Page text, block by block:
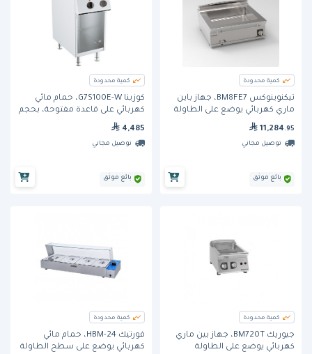
كمية محدودة
تيكنوينوكس BM8FE7، جهاز باين
ماري كهربائي يوضع على الطاولة
11,284 .95
توصيل مجاني
بائع موثق
كمية محدودة
كوزينا G7S100E-W، حمام مائي
كهربائي على قاعدة مفتوحة، بحجم
4,485
توصيل مجاني
بائع موثق
كمية محدودة
جيوريك BM720T، جهاز بين ماري
كهربائي يوضع على الطاولة
كمية محدودة
فورتيك HBM-24، حمام مائي
كهربائي يوضع على سطح الطاولة